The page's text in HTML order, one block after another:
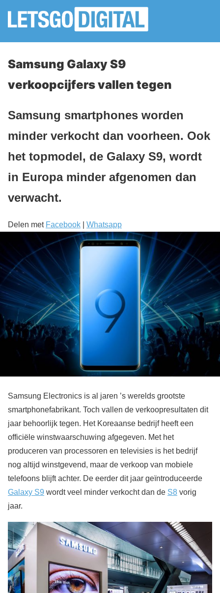
Samsung Galaxy S9
verkoopcijfers vallen tegen
Samsung smartphones worden
minder verkocht dan voorheen. Ook
het topmodel, de Galaxy S9, wordt
in Europa minder afgenomen dan
verwacht.
Delen met Facebook Whatsapp
Samsung Electronics is al jaren ’s werelds grootste
smartphonefabrikant. Toch vallen de verkoopresultaten dit
jaar behoorlijk tegen. Het Koreaanse bedrijf heeft een
officiële winstwaarschuwing afgegeven. Met het
produceren van processoren en televisies is het bedrijf
nog altijd winstgevend, maar de verkoop van mobiele
telefoons blijft achter. De eerder dit jaar geïntroduceerde
Galaxy S9 wordt veel minder verkocht dan de S8 vorig
jaar.